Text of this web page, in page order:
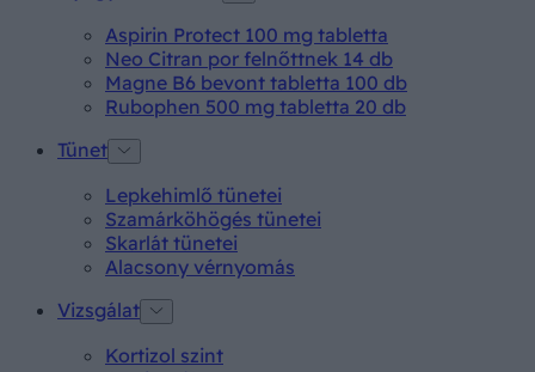
Aspirin Protect 100 mg tabletta
Neo Citran por felnőttnek 14 db
Magne B6 bevont tabletta 100 db
Rubophen 500 mg tabletta 20 db
Tünet
Lepkehimlő tünetei
Szamárköhögés tünetei
Skarlát tünetei
Alacsony vérnyomás
Vizsgálat
Kortizol szint